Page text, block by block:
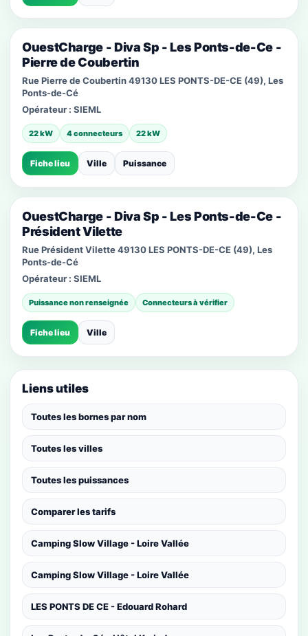
OuestCharge - Diva Sp - Les Ponts-de-Ce -
Pierre de Coubertin
Rue Pierre de Coubertin 49130 LES PONTS-DE-CE (49), Les
Ponts-de-Cé
Opérateur : SIEML
22 kW 4 connecteurs 22 kW
Fiche lieu Ville Puissance
OuestCharge - Diva Sp - Les Ponts-de-Ce -
Président Vilette
Rue Président Vilette 49130 LES PONTS-DE-CE (49), Les
Ponts-de-Cé
Opérateur : SIEML
Puissance non renseignée Connecteurs à vérifier
Fiche lieu Ville
Liens utiles
Toutes les bornes par nom
Toutes les villes
Toutes les puissances
Comparer les tarifs
Camping Slow Village - Loire Vallée
Camping Slow Village - Loire Vallée
LES PONTS DE CE - Edouard Rohard